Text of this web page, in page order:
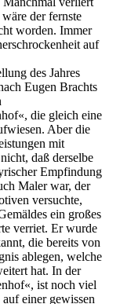
der fernste
worden. Immer
auf
des Jahres
Eugen Brachts
die gleich eine
Aber die
mit
daß derselbe
Empfindung
Maler war, der
versuchte,
ein großes
verriet. Er wurde
die bereits von
ablegen, welche
hat. In der
ist noch viel
auf einer gewissen